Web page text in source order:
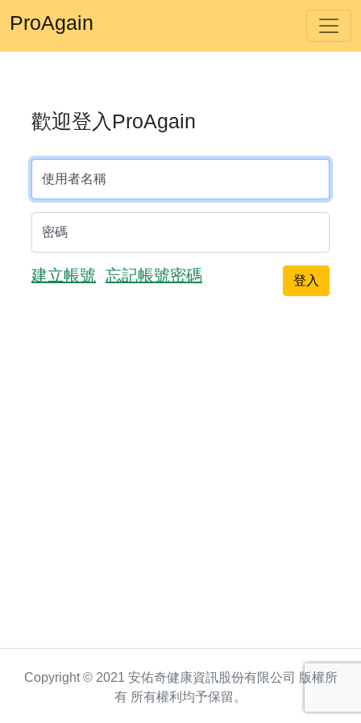
ProAgain
歡迎登入ProAgain
使用者名稱
密碼
建立帳號 忘記帳號密碼
Copyright © 2021 安佑奇健康資訊股份有限公司 版權所
有 所有權利均予保留。